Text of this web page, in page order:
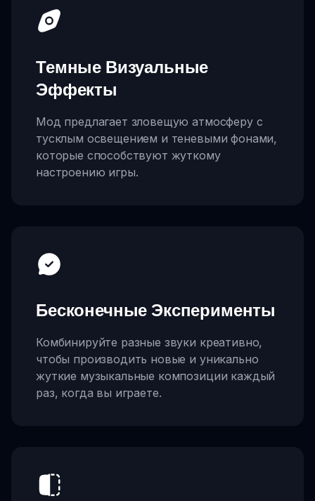
Темные Визуальные
Эффекты
Мод предлагает зловещую атмосферу с
тусклым освещением и теневыми фонами,
которые способствуют жуткому
настроению игры.
Бесконечные Эксперименты
Комбинируйте разные звуки креативно,
чтобы производить новые и уникально
жуткие музыкальные композиции каждый
раз, когда вы играете.